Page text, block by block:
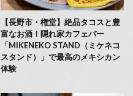
【長野市・権堂】絶品タコスと豊
富なお酒！隠れ家カフェバー
「MIKENEKO STAND（ミケネコ
スタンド）」で最高のメキシカン
体験